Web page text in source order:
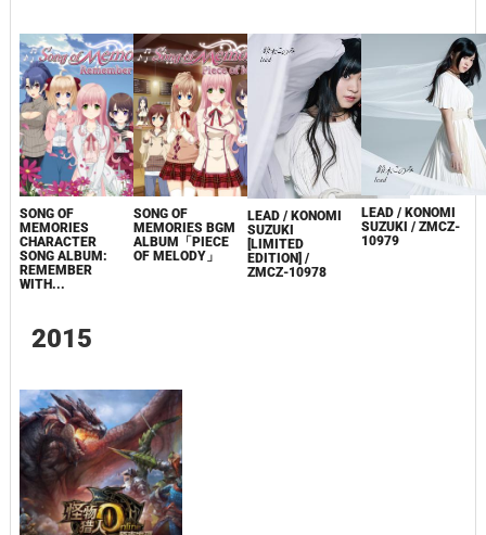
SONG OF
MEMORIES
CHARACTER
SONG ALBUM:
REMEMBER
WITH...
SONG OF
MEMORIES BGM
ALBUM「PIECE
OF MELODY」
LEAD / KONOMI
SUZUKI
[LIMITED
EDITION] /
ZMCZ-10978
LEAD / KONOMI
SUZUKI / ZMCZ-
10979
2015